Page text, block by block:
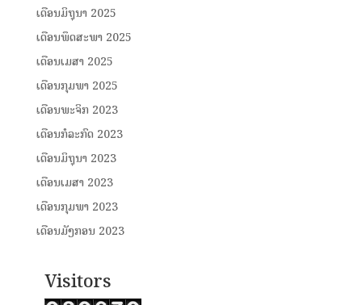
ເດືອນມິຖຸນາ 2025
ເດືອນພຶດສະພາ 2025
ເດືອນເມສາ 2025
ເດືອນກຸມພາ 2025
ເດືອນພະຈິກ 2023
ເດືອນກໍລະກົດ 2023
ເດືອນມິຖຸນາ 2023
ເດືອນເມສາ 2023
ເດືອນກຸມພາ 2023
ເດືອນມັງກອນ 2023
Visitors